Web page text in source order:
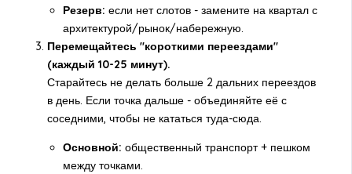
Резерв: если нет слотов - замените на квартал с
архитектурой/рынок/набережную.
Перемещайтесь "короткими переездами"
(каждый 10-25 минут).
Старайтесь не делать больше 2 дальних переездов
в день. Если точка дальше - объединяйте её с
соседними, чтобы не кататься туда-сюда.
Основной: общественный транспорт + пешком
между точками.